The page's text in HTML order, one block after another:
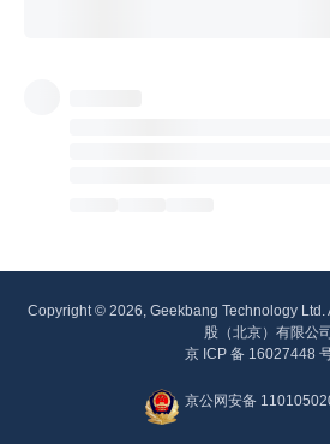
Copyright © 2026, Geekbang Technology Ltd.
股（北京）有限公司
京 ICP 备 16027448
京公网安备